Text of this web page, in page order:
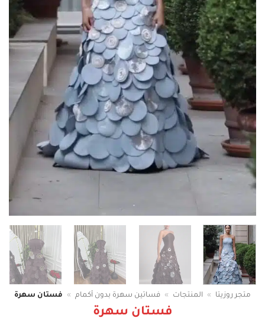
متجر روزيتا » المنتجات » فساتين سهرة بدون أكمام » فستان سهرة
فستان سهرة